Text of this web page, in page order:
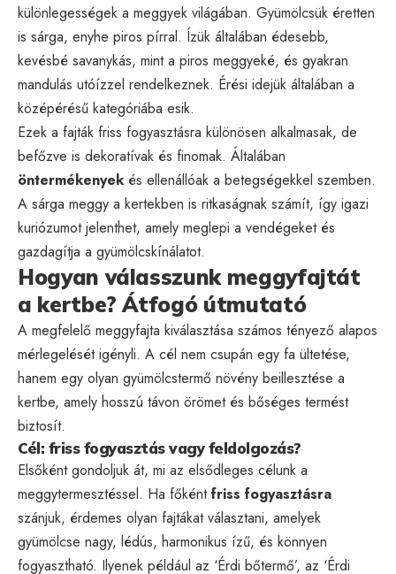
különlegességek a meggyek világában. Gyümölcsük éretten
is sárga, enyhe piros pírral. Ízük általában édesebb,
kevésbé savanykás, mint a piros meggyeké, és gyakran
mandulás utóízzel rendelkeznek. Érési idejük általában a
középérésű kategóriába esik.
Ezek a fajták friss fogyasztásra különösen alkalmasak, de
befőzve is dekoratívak és finomak. Általában
öntermékenyek és ellenállóak a betegségekkel szemben.
A sárga meggy a kertekben is ritkaságnak számít, így igazi
kuriózumot jelenthet, amely meglepi a vendégeket és
gazdagítja a gyümölcskínálatot.
Hogyan válasszunk meggyfajtát
a kertbe? Átfogó útmutató
A megfelelő meggyfajta kiválasztása számos tényező alapos
mérlegelését igényli. A cél nem csupán egy fa ültetése,
hanem egy olyan gyümölcstermő növény beillesztése a
kertbe, amely hosszú távon örömet és bőséges termést
biztosít.
Cél: friss fogyasztás vagy feldolgozás?
Elsőként gondoljuk át, mi az elsődleges célunk a
meggytermesztéssel. Ha főkéntfriss fogyasztásra
szánjuk, érdemes olyan fajtákat választani, amelyek
gyümölcse nagy, lédús, harmonikus ízű, és könnyen
fogyasztható. Ilyenek például az ‘Érdi bőtermő’, az ‘Érdi